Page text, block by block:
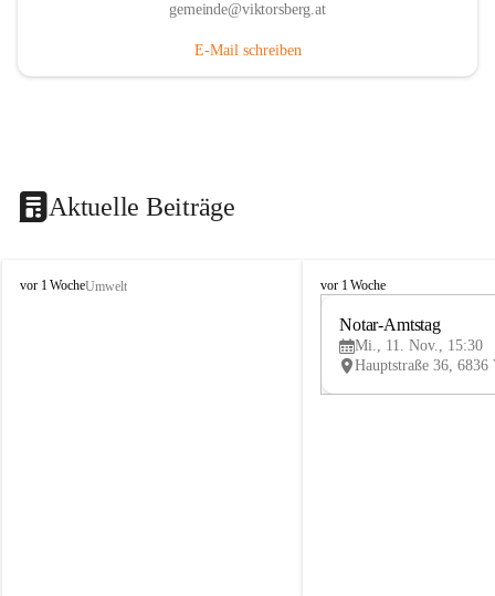
gemeinde@viktorsberg.at
E-Mail schreiben
Aktuelle Beiträge
V
vor 1 WocheUmwelt
V
vor 1 Woche
Notar-Amtstag
Mi., 11. Nov., 15:30